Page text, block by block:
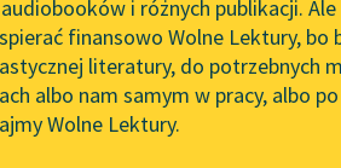
API
OAI-PMH
Widget Wolnych Lektur
i różnych publikacji.
finansowo Wolne Lektury, bo
literatury, do potrzebnych
albo nam samym w pracy, albo
Wolne Lektury.